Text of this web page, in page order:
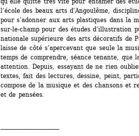
l’école des beaux arts d’Angoulême,
pour s’adonner aux arts plastiques dans la
sur-le-champ pour des études d’illustration
nationale supérieure des arts décoratifs de
laisse de côté s’apercevant que seule la
temps de comprendre, séance tenante, que
attention. Depuis, essayant de ne rien
textes, fait des lectures, dessine, peint,
compose de la musique et des chansons et
et de pensées.